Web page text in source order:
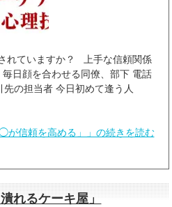
れていますか？ 上手な信頼関係
日顔を合わせる同僚、部下 電話
の担当者 今日初めて逢う人
が信頼を高める」」の続きを読む
れるケーキ屋」